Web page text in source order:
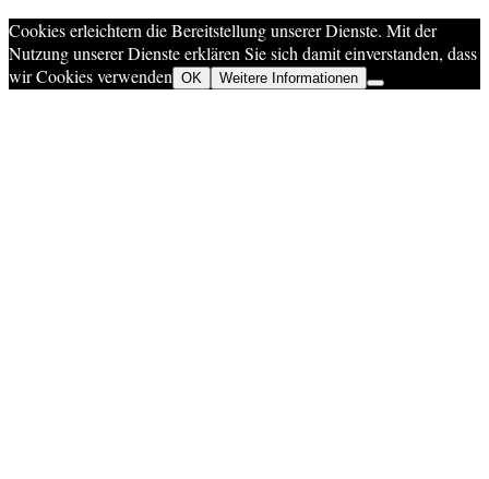
Cookies erleichtern die Bereitstellung unserer Dienste. Mit der
Nutzung unserer Dienste erklären Sie sich damit einverstanden, dass
wir Cookies verwenden OK Weitere Informationen